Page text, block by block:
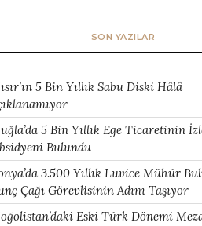
SON YAZILAR
5 Bin Yıllık Sabu Diski Hâlâ
5 Bin Yıllık Ege Ticaretinin
Bulundu
3.500 Yıllık Luvice Mühür
Çağı Görevlisinin Adını Taşıyor
Eski Türk Dönemi